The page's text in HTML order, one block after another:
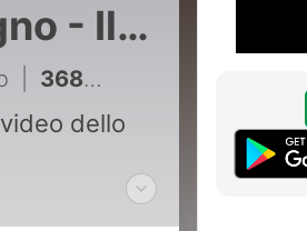
- Il
3685 - Il modo più facile per creare un agente AI
dello